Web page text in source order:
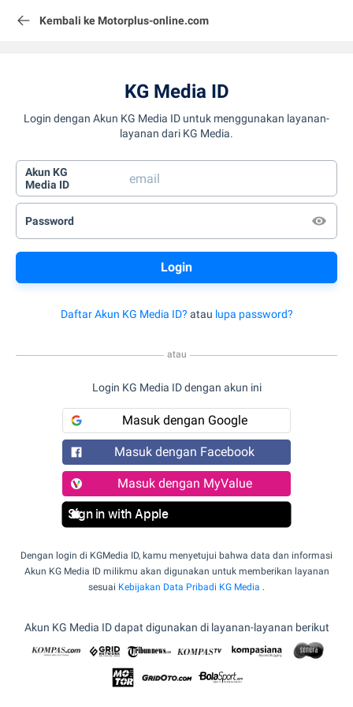
Kembali ke Motorplus-online.com
KG Media ID
Login dengan Akun KG Media ID untuk menggunakan layanan-
layanan dari KG Media.
Akun KG
Media ID
Password
Daftar Akun KG Media ID? atau lupa password?
atau
Login KG Media ID dengan akun ini
Masuk dengan Google
Masuk dengan Facebook
Masuk dengan MyValue
Sign in with Apple
Dengan login di KGMedia ID, kamu menyetujui bahwa data dan informasi
Akun KG Media ID milikmu akan digunakan untuk memberikan layanan
sesuai Kebijakan Data Pribadi KG Media .
Akun KG Media ID dapat digunakan di layanan-layanan berikut